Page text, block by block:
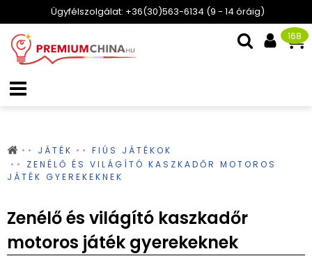
Ügyfélszolgálat: +36(30)563-6134 (9 - 14 óráig)
168
JÁTÉK
FIÚS JÁTÉKOK
ZENÉLŐ ÉS VILÁGÍTÓ KASZKADŐR MOTOROS
JÁTÉK GYEREKEKNEK
Zenélő és világító kaszkadőr
motoros játék gyerekeknek